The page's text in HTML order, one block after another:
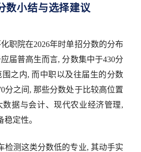
数小结与选择建议
职院在2026年时单招分数的分布
届普高生而言, 分数集中于430分
围之内, 而中职以及往届生的分数
分之间, 那些分数处于比较高位置
数据与会计、现代农业经济管理,
定性。
检测这类分数低的专业, 其动手实